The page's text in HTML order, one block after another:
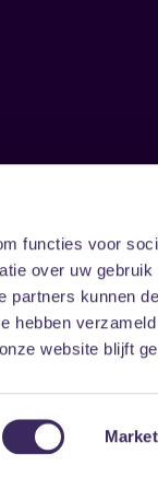
functies voor
over uw gebruik
partners kunnen
hebben
website blijft
Onze